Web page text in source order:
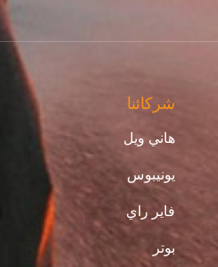
شركائنا
هاني ويل
يونيبوس
فاير راي
بوتر